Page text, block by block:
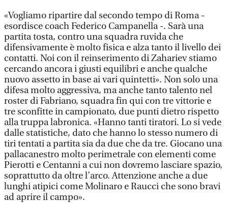
«Vogliamo ripartire dal secondo tempo di Roma -
esordisce coach Federico Campanella -. Sarà una
partita tosta, contro una squadra ruvida che
difensivamente è molto fisica e alza tanto il livello dei
contatti. Noi con il reinserimento di Zahariev stiamo
cercando ancora i giusti equilibri e anche qualche
nuovo assetto in base ai vari quintetti». Non solo una
difesa molto aggressiva, ma anche tanto talento nel
roster di Fabriano, squadra fin qui con tre vittorie e
tre sconfitte in campionato, due punti dietro rispetto
alla truppa labronica. «Hanno tanti tiratori. Lo si vede
dalle statistiche, dato che hanno lo stesso numero di
tiri tentati a partita sia da due che da tre. Giocano una
pallacanestro molto perimetrale con elementi come
Pierotti e Centanni a cui non dovremo lasciare spazio,
soprattutto da oltre l’arco. Attenzione anche a due
lunghi atipici come Molinaro e Raucci che sono bravi
ad aprire il campo».